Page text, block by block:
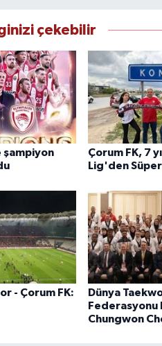
çekebilir
şampiyon
Çorum FK, 7
Lig'den
- Çorum FK:
Dünya
Federasyonu
Chungwon